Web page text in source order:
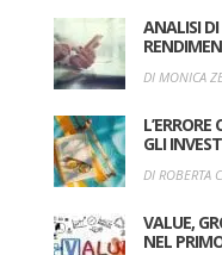
ANALISI
DI MONICA
GLI
DI ROBERTA
VALUE,
NEL